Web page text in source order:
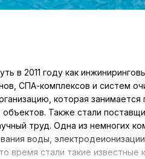
в 2011 году как
СПА-комплексов и систем
которая
Также стали
труд. Одна из немногих
воды,
время стали такие